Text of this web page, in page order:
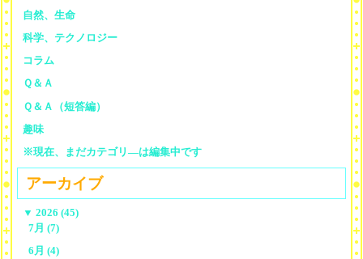
自然、生命
科学、テクノロジー
コラム
Ｑ＆Ａ
Ｑ＆Ａ（短答編）
趣味
※現在、まだカテゴリ—は編集中です
アーカイブ
▼ 2026 (45)
7月 (7)
6月 (4)